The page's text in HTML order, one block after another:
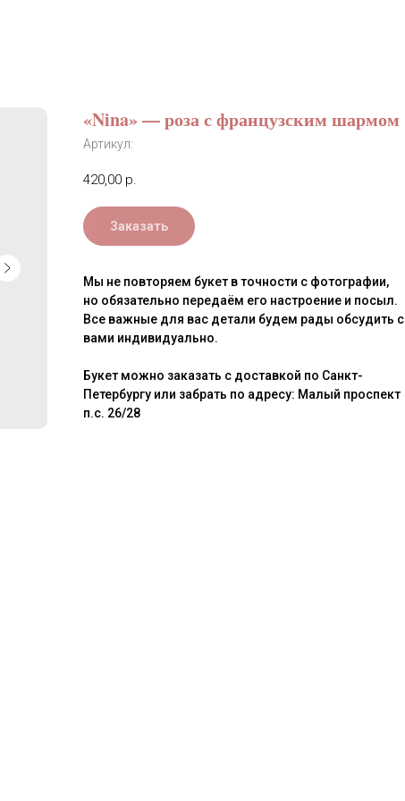
«Nina» — роза с французским шармом
Артикул:
420,00 р.
Заказать
Мы не повторяем букет в точности с фотографии,
но обязательно передаём его настроение и посыл.
Все важные для вас детали будем рады обсудить с
вами индивидуально.
Букет можно заказать с доставкой по Санкт-
Петербургу или забрать по адресу: Малый проспект
п.с. 26/28